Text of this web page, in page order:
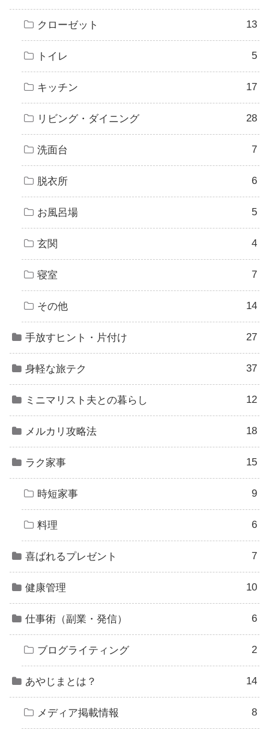
クローゼット 13
トイレ 5
キッチン 17
リビング・ダイニング 28
洗面台 7
脱衣所 6
お風呂場 5
玄関 4
寝室 7
その他 14
手放すヒント・片付け 27
身軽な旅テク 37
ミニマリスト夫との暮らし 12
メルカリ攻略法 18
ラク家事 15
時短家事 9
料理 6
喜ばれるプレゼント 7
健康管理 10
仕事術（副業・発信） 6
ブログライティング 2
あやじまとは？ 14
メディア掲載情報 8